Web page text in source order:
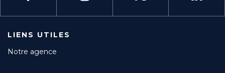
LIENS UTILES
Notre agence